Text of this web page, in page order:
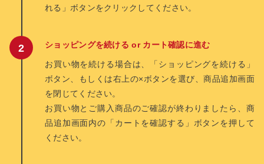
れる」ボタンをクリックしてください。
ショッピングを続ける or カート確認に進む
お買い物を続ける場合は、「ショッピングを続ける」
ボタン、もしくは右上の×ボタンを選び、商品追加画面
を閉じてください。
お買い物とご購入商品のご確認が終わりましたら、商
品追加画面内の「カートを確認する」ボタンを押して
ください。
NEWS&BLOG
ホームページ
お問い合わせ
スイーツ 【15000円以上で送料無料】
在庫あり セール